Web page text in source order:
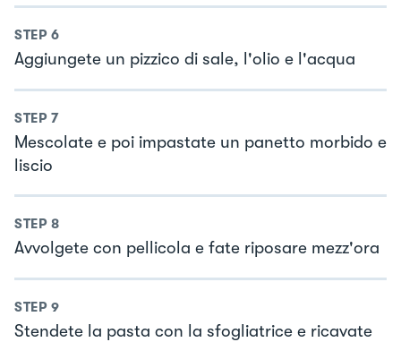
STEP 6
Aggiungete un pizzico di sale, l'olio e l'acqua
STEP 7
Mescolate e poi impastate un panetto morbido e
liscio
STEP 8
Avvolgete con pellicola e fate riposare mezz'ora
STEP 9
Stendete la pasta con la sfogliatrice e ricavate